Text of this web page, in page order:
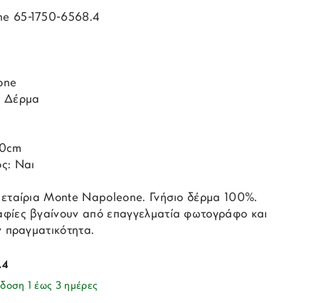
65-1750-6568.4
Δέρμα
Ναι
Monte Napoleone. Γνήσιο δέρμα 100%.
βγαίνουν από επαγγελματία φωτογράφο και
πραγματικότητα.
1 έως 3 ημέρες